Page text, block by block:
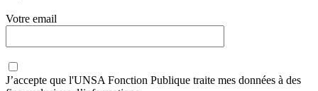
Votre email
J’accepte que l'UNSA Fonction Publique traite mes données à des